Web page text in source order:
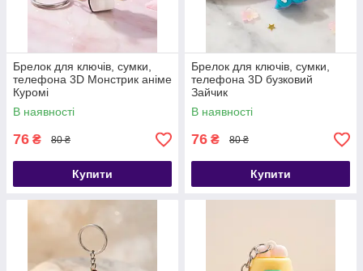
Брелок для ключів, сумки,
телефона 3D Монстрик аніме
Куромі
В наявності
76 ₴ 80 ₴
Купити
Брелок для ключів, сумки,
телефона 3D бузковий
Зайчик
В наявності
76 ₴ 80 ₴
Купити